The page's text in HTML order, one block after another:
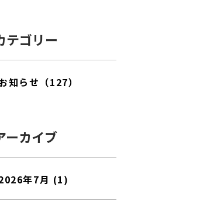
テゴリー
知らせ（127）
ーカイブ
年7月 (1)